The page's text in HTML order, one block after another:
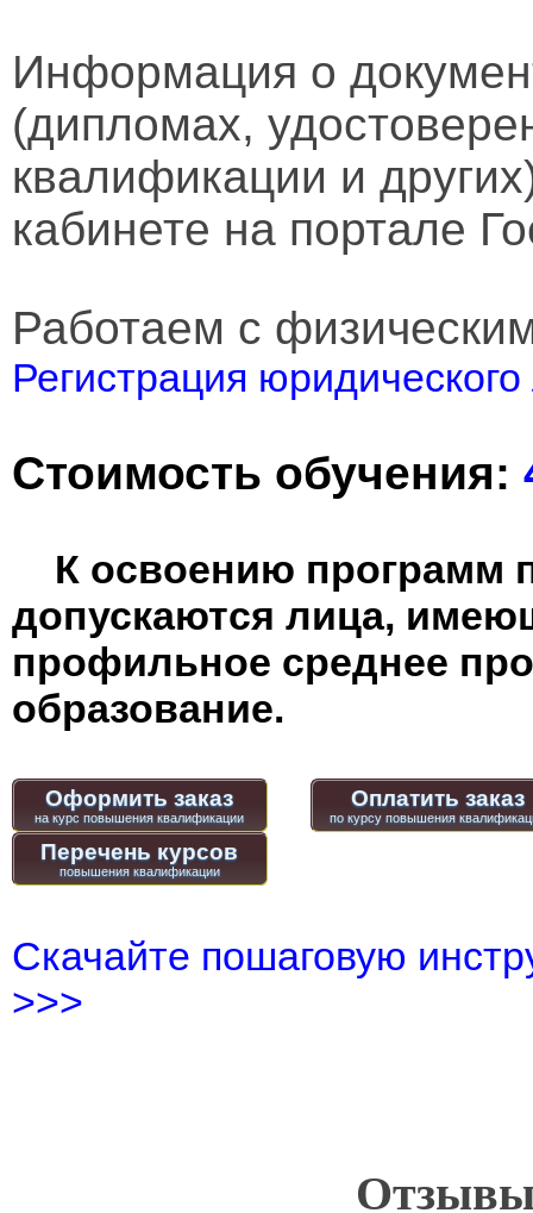
Информация о
(дипломах,
квалификации и
кабинете на портале
Работаем с
Регистрация
Стоимость обучения:
К освоению программ
допускаются лица,
профильное среднее
образование.
Оформить заказ Оплатить заказ
Перечень курсов
повышения квалификации
Скачайте пошаговую
>>>